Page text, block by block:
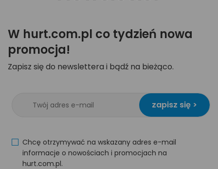
W hurt.com.pl co tydzień nowa
promocja!
Zapisz się do newslettera i bądź na bieżąco.
zapisz się >
Chcę otrzymywać na wskazany adres e-mail
informacje o nowościach i promocjach na
hurt.com.pl.